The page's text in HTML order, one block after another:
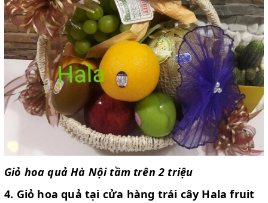
Giỏ hoa quả Hà Nội tầm trên 2 triệu
4. Giỏ hoa quả tại cửa hàng trái cây Hala fruit